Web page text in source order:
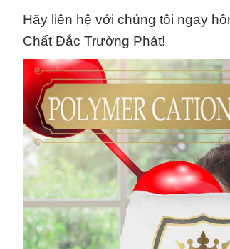
Hãy liên hệ với chúng tôi ngay
Chất Đắc Trường Phát!